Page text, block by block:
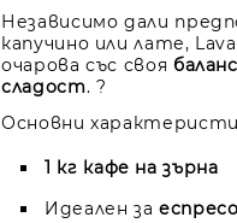
Независимо дали
капучино или лате,
очарова със своя
сладост. ?
Основни
1 кг кафе на зърна
Идеален за